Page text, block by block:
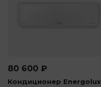
80 600 ₽
Кондиционер Energolux